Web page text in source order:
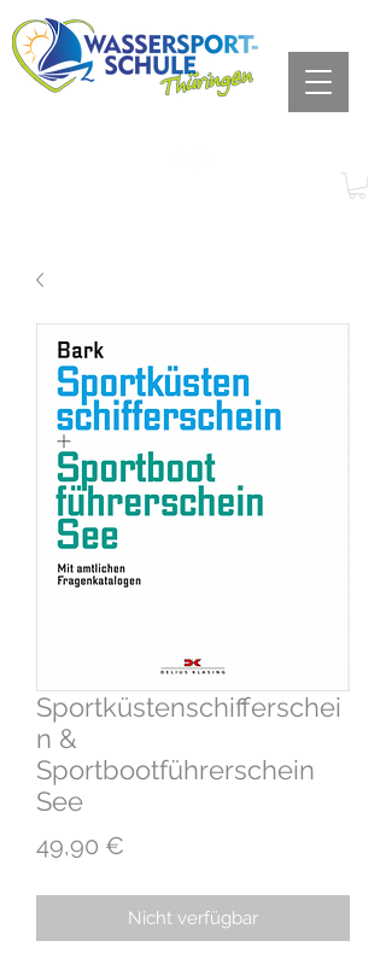
Sportküstenschifferschei
n &
Sportbootführerschein
See
49,90 €
Nicht verfügbar